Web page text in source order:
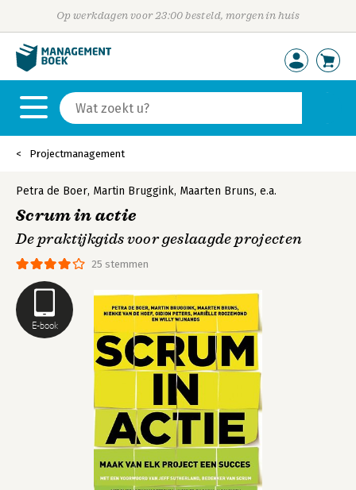
Op werkdagen voor 23:00 besteld, morgen in huis
Projectmanagement
E-book
25 stemmen
Petra de Boer, Martin Bruggink, Maarten Bruns, e.a.
Scrum in actie
De praktijkgids voor geslaagde projecten